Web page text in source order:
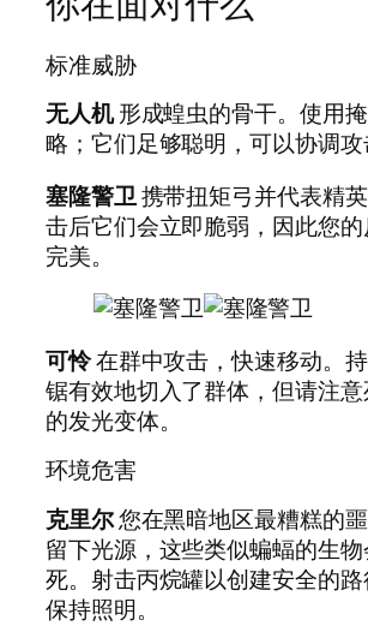
标准威胁
无人机形成蝗虫的骨干。使用
略；它们足够聪明，可以协调攻
塞隆警卫携带扭矩弓并代表精
击后它们会立即脆弱，因此您
完美。
可怜在群中攻击，快速移动。
锯有效地切入了群体，但请注
的发光变体。
环境危害
克里尔您在黑暗地区最糟糕的
留下光源，这些类似蝙蝠的生
死。射击丙烷罐以创建安全的
保持照明。